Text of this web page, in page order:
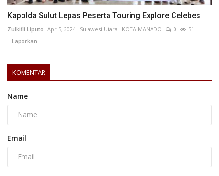
Kapolda Sulut Lepas Peserta Touring Explore Celebes
Zulkifli Liputo Apr 5, 2024 Sulawesi Utara KOTA MANADO 0
51
Laporkan
KOMENTAR
Name
Email